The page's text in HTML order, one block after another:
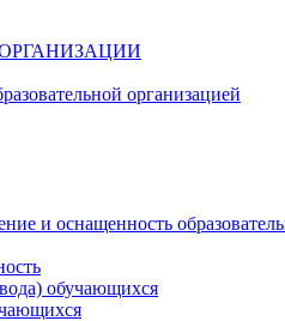
организацией
и оснащенность
обучающихся